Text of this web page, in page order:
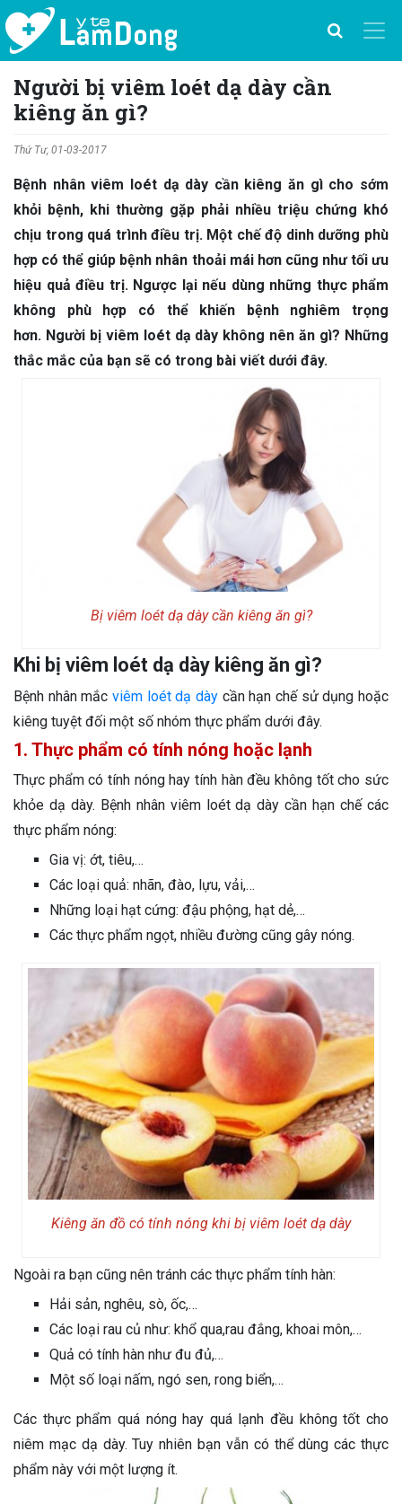
Người bị viêm loét dạ dày cần
kiêng ăn gì?
Thứ Tư, 01-03-2017
Bệnh nhân viêm loét dạ dày cần kiêng ăn gì cho sớm
khỏi bệnh, khi thường gặp phải nhiều triệu chứng khó
chịu trong quá trình điều trị. Một chế độ dinh dưỡng phù
hợp có thể giúp bệnh nhân thoải mái hơn cũng như tối ưu
hiệu quả điều trị. Ngược lại nếu dùng những thực phẩm
không phù hợp có thể khiến bệnh nghiêm trọng
hơn. Người bị viêm loét dạ dày không nên ăn gì? Những
thắc mắc của bạn sẽ có trong bài viết dưới đây.
Bị viêm loét dạ dày cần kiêng ăn gì?
Khi bị viêm loét dạ dày kiêng ăn gì?
Bệnh nhân mắc viêm loét dạ dày cần hạn chế sử dụng hoặc
kiêng tuyệt đối một số nhóm thực phẩm dưới đây.
1. Thực phẩm có tính nóng hoặc lạnh
Thực phẩm có tính nóng hay tính hàn đều không tốt cho sức
khỏe dạ dày. Bệnh nhân viêm loét dạ dày cần hạn chế các
thực phẩm nóng:
Gia vị: ớt, tiêu,…
Các loại quả: nhãn, đào, lựu, vải,…
Những loại hạt cứng: đậu phộng, hạt dẻ,…
Các thực phẩm ngọt, nhiều đường cũng gây nóng.
Kiêng ăn đồ có tính nóng khi bị viêm loét dạ dày
Ngoài ra bạn cũng nên tránh các thực phẩm tính hàn:
Hải sản, nghêu, sò, ốc,…
Các loại rau củ như: khổ qua,rau đắng, khoai môn,…
Quả có tính hàn như đu đủ,…
Một số loại nấm, ngó sen, rong biển,…
Các thực phẩm quá nóng hay quá lạnh đều không tốt cho
niêm mạc dạ dày. Tuy nhiên bạn vẫn có thể dùng các thực
phẩm này với một lượng ít.